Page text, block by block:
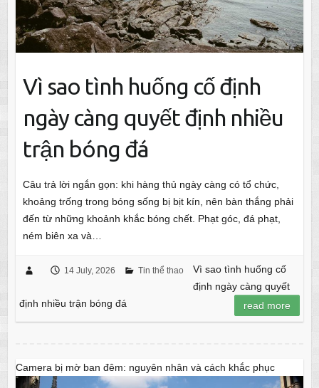
Vì sao tình huống cố định
ngày càng quyết định nhiều
trận bóng đá
Câu trả lời ngắn gọn: khi hàng thủ ngày càng có tổ chức,
khoảng trống trong bóng sống bị bịt kín, nên bàn thắng phải
đến từ những khoảnh khắc bóng chết. Phạt góc, đá phạt,
ném biên xa và…
14 July, 2026 Tin thể thao
Vì sao tình huống cố
định ngày càng quyết
định nhiều trận bóng đá
read more
Camera bị mờ ban đêm: nguyên nhân và cách khắc phục